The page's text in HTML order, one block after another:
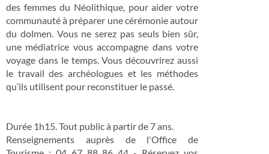
des femmes du Néolithique, pour aider votre
communauté à préparer une cérémonie autour
du dolmen. Vous ne serez pas seuls bien sûr,
une médiatrice vous accompagne dans votre
voyage dans le temps. Vous découvrirez aussi
le travail des archéologues et les méthodes
qu’ils utilisent pour reconstituer le passé.
Durée 1h15. Tout public à partir de 7 ans.
Renseignements auprès de l'Office de